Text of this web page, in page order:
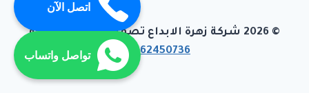
© 2026 شركة زهرة الابداع تصميم وبرمجة تيفاجو
01062450736
اتصل الآن
تواصل واتساب